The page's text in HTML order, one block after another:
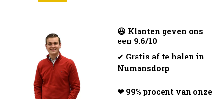
😃 Klanten geven ons
een 9.6/10
✔ Gratis af te halen in
Numansdorp
❤ 99% procent van onze